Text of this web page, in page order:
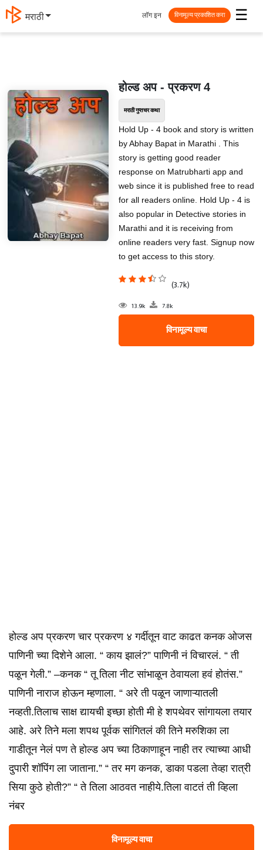
मराठी ☰
लॉग इन विनामूल्य प्रकाशित करा
होल्ड अप - प्रकरण 4
मराठी गुप्तचर कथा
Hold Up - 4 book and story is written
by Abhay Bapat in Marathi . This
story is getting good reader
response on Matrubharti app and
web since it is published free to read
for all readers online. Hold Up - 4 is
also popular in Detective stories in
Marathi and it is receiving from
online readers very fast. Signup now
to get access to this story.
(3.7k)
13.9k 7.8k
विनामूल्य वाचा
होल्ड अप प्रकरण चार प्रकरण ४ गर्दीतून वाट काढत कनक ओजस
पाणिनी च्या दिशेने आला. “ काय झालं?” पाणिनी नं विचारलं. “ ती
पळून गेली.” –कनक “ तू तिला नीट सांभाळून ठेवायला हवं होतंस.”
पाणिनी नाराज होऊन म्हणाला. “ अरे ती पळून जाणाऱ्यातली
नव्हती.तिलाच साक्ष द्यायची इच्छा होती मी हे शपथेवर सांगायला तयार
आहे. अरे तिने मला शपथ पूर्वक सांगितलं की तिने मरुशिका ला
गाडीतून नेलं पण ते होल्ड अप च्या ठिकाणाहून नाही तर त्याच्या आधी
दुपारी शॉपिंग ला जाताना.” “ तर मग कनक, डाका पडला तेव्हा रात्री
सिया कुठे होती?” “ ते तिला आठवत नाहीये.तिला वाटतं ती व्हिला
नंबर
विनामूल्य वाचा